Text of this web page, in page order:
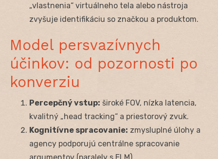
„vlastnenia“ virtuálneho tela alebo nástroja
zvyšuje identifikáciu so značkou a produktom.
Model persvazívnych
účinkov: od pozornosti po
konverziu
Percepčný vstup: široké FOV, nízka latencia,
kvalitný „head tracking“ a priestorový zvuk.
Kognitívne spracovanie: zmysluplné úlohy a
agency podporujú centrálne spracovanie